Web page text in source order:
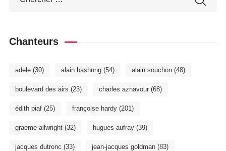
Chanteurs
adele(30) alain bashung(54) alain souchon(48)
boulevard des airs (23) charles aznavour(68)
édith piaf(25) françoise hardy(201)
graeme allwright(32) hugues aufray(39)
jacques dutronc (33) jean-jacques goldman(83)